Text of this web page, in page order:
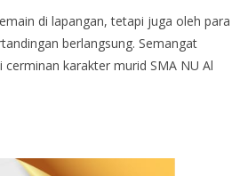
di lapangan, tetapi juga oleh para
berlangsung. Semangat
karakter murid SMA NU Al